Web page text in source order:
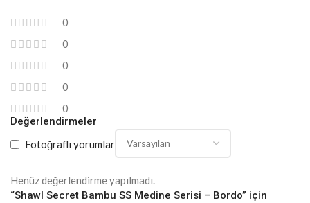
0
0
0
0
0
Değerlendirmeler
Fotoğraflı yorumlar
Henüz değerlendirme yapılmadı.
“Shawl Secret Bambu SS Medine Serisi – Bordo” için